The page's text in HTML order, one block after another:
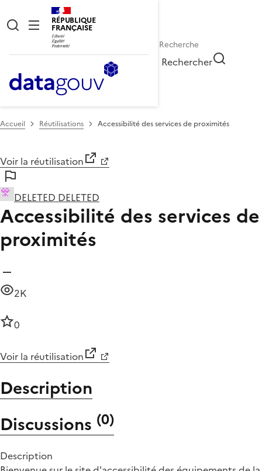
RÉPUBLIQUE
FRANÇAISE
Rechercher
Accueil Réutilisations Accessibilité des services de proximités
Voir la réutilisation
DELETED DELETED
Accessibilité des services de
proximités
2K
0
Voir la réutilisation
Description
Discussions (0)
Description